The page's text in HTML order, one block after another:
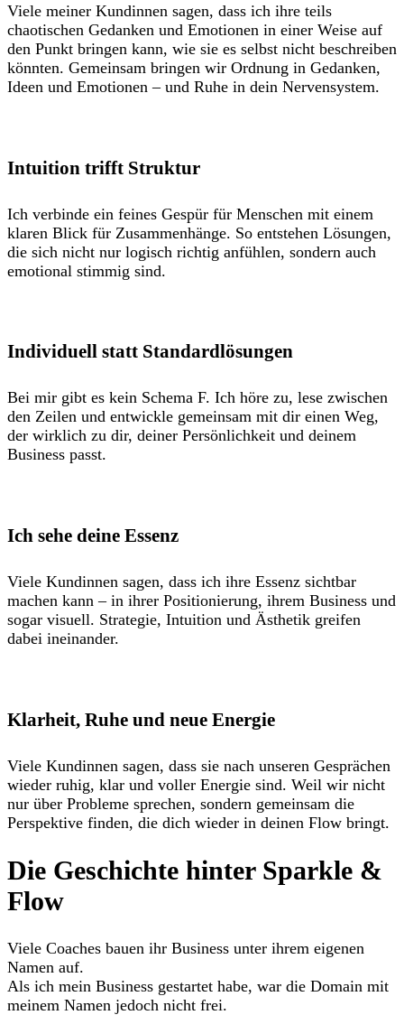
Viele meiner Kundinnen sagen, dass ich ihre teils
chaotischen Gedanken und Emotionen in einer Weise auf
den Punkt bringen kann, wie sie es selbst nicht beschreiben
könnten. Gemeinsam bringen wir Ordnung in Gedanken,
Ideen und Emotionen – und Ruhe in dein Nervensystem.
Intuition trifft Struktur
Ich verbinde ein feines Gespür für Menschen mit einem
klaren Blick für Zusammenhänge. So entstehen Lösungen,
die sich nicht nur logisch richtig anfühlen, sondern auch
emotional stimmig sind.
Individuell statt Standardlösungen
Bei mir gibt es kein Schema F. Ich höre zu, lese zwischen
den Zeilen und entwickle gemeinsam mit dir einen Weg,
der wirklich zu dir, deiner Persönlichkeit und deinem
Business passt.
Ich sehe deine Essenz
Viele Kundinnen sagen, dass ich ihre Essenz sichtbar
machen kann – in ihrer Positionierung, ihrem Business und
sogar visuell. Strategie, Intuition und Ästhetik greifen
dabei ineinander.
Klarheit, Ruhe und neue Energie
Viele Kundinnen sagen, dass sie nach unseren Gesprächen
wieder ruhig, klar und voller Energie sind. Weil wir nicht
nur über Probleme sprechen, sondern gemeinsam die
Perspektive finden, die dich wieder in deinen Flow bringt.
Die Geschichte hinter Sparkle &
Flow
Viele Coaches bauen ihr Business unter ihrem eigenen
Namen auf.
Als ich mein Business gestartet habe, war die Domain mit
meinem Namen jedoch nicht frei.